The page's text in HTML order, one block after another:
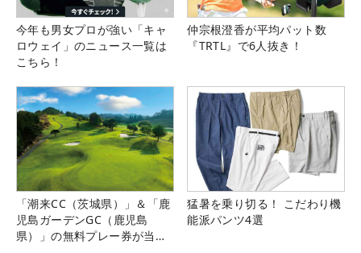
今年も男女プロが強い「キャ
ロウェイ」のニュース一覧は
こちら！
仲宗根澄香が平均パット数
『TRTL』で6人抜き！
「潮来CC（茨城県）」＆「鹿
児島ガーデンGC（鹿児島
県）」の無料プレー券が当た
猛暑を乗り切る！ こだわり機
能派パンツ4選